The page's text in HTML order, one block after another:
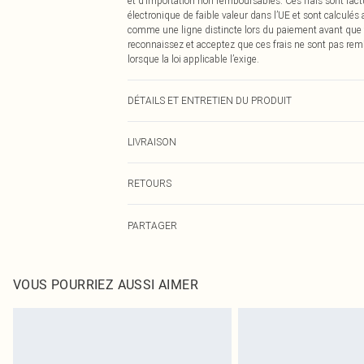
électronique de faible valeur dans l’UE et sont
comme une ligne distincte lors du paiement avant
reconnaissez et acceptez que ces frais ne sont pas
lorsque la loi applicable l’exige.
DÉTAILS ET ENTRETIEN DU PRODUIT
LIVRAISON
RETOURS
Veuillez noter que nous ne pouvons pas rembourser
également être essayées en intérieur. Les articles
PARTAGER
VOUS POURRIEZ AUSSI AIMER